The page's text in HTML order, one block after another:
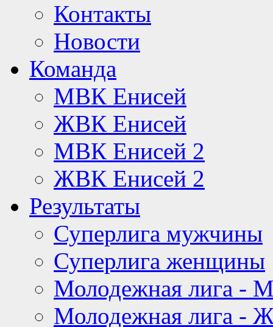
Контакты
Новости
Команда
МВК Енисей
ЖВК Енисей
МВК Енисей 2
ЖВК Енисей 2
Результаты
Суперлига мужчины
Суперлига женщины
Молодежная лига -
Молодежная лига -